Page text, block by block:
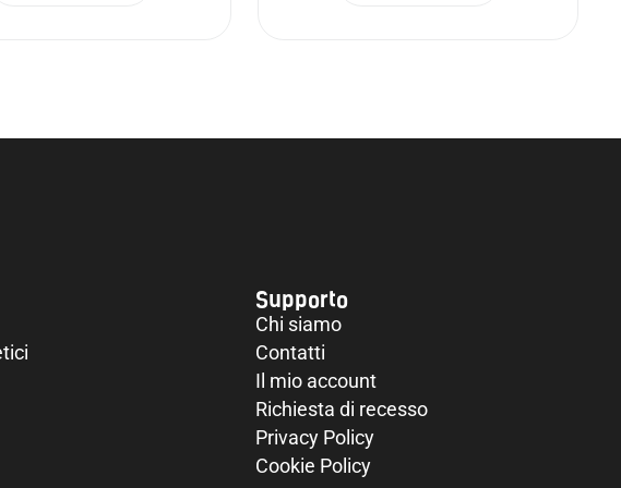
Supporto
Chi siamo
Contatti
Il mio account
Richiesta di recesso
Privacy Policy
Cookie Policy